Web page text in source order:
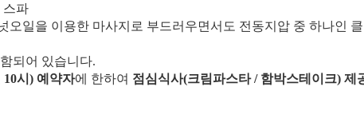
스파
오일을 이용한 마사지로 부드러우면서도 전동지압 중 하나인
되어 있습니다.
시) 예약자에 한하여 점심식사(크림파스타 / 함박스테이크) 제